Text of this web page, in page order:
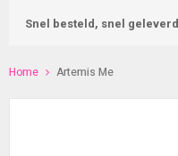
Snel besteld, snel geleverd
Home Artemis Me